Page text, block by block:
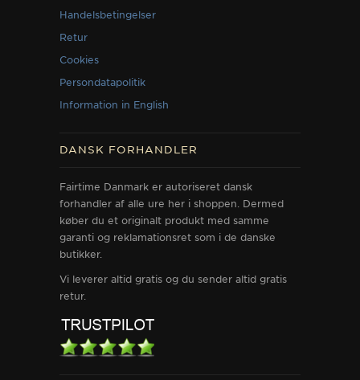
Handelsbetingelser
Retur
Cookies
Persondatapolitik
Information in English
DANSK FORHANDLER
Fairtime Danmark er autoriseret dansk
forhandler af alle ure her i shoppen. Dermed
køber du et originalt produkt med samme
garanti og reklamationsret som i de danske
butikker.
Vi leverer altid gratis og du sender altid gratis
retur.